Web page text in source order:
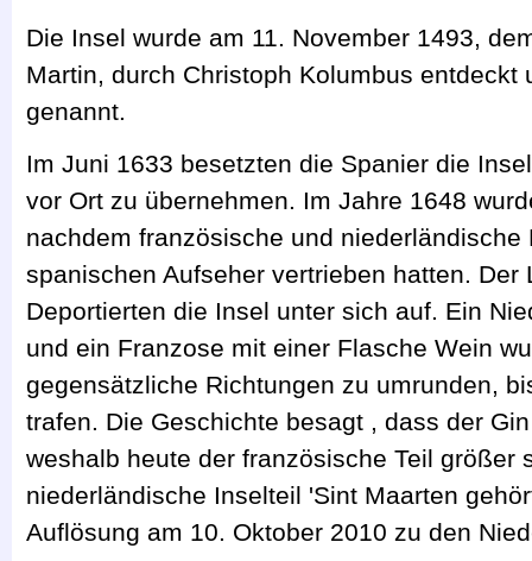
Die Insel wurde am 11. November 1493,
Martin, durch Christoph Kolumbus entdeckt
genannt.
Im Juni 1633 besetzten die Spanier die
vor Ort zu übernehmen. Im Jahre 1648
nachdem französische und niederländische
spanischen Aufseher vertrieben hatten. Der
Deportierten die Insel unter sich auf. Ein
und ein Franzose mit einer Flasche Wein
gegensätzliche Richtungen zu umrunden,
trafen. Die Geschichte besagt , dass der
weshalb heute der französische Teil größer
niederländische Inselteil 'Sint Maarten
Auflösung am 10. Oktober 2010 zu den